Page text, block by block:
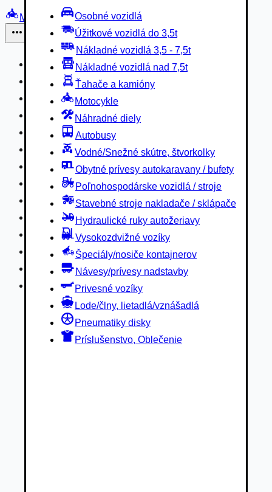
Osobné vozidlá
Úžitkové vozidlá do 3,5t
Nákladné vozidlá 3,5 - 7,5t
Nákladné vozidlá nad 7,5t
Ťahače a kamióny
Motocykle
Náhradné diely
Autobusy
Vodné/Snežné skútre, štvorkolky
Obytné prívesy autokaravany / bufety
Poľnohospodárske vozidlá / stroje
Stavebné stroje nakladače / sklápače
Hydraulické ruky autožeriavy
Vysokozdvižné vozíky
Špeciály/nosiče kontajnerov
Návesy/prívesy nadstavby
Privesné vozíky
Lode/člny, lietadlá/vznášadlá
Pneumatiky disky
Príslušenstvo, Oblečenie
Motocykle
Náhradné diely
Autobusy
Vodné/Snežné skútre, štvorkolky
Obytné prívesy autokaravany / bufety
Poľnohospodárske vozidlá / stroje
Stavebné stroje nakladače / sklápače
Hydraulické ruky autožeriavy
Vysokozdvižné vozíky
Špeciály/nosiče kontajnerov
Návesy/prívesy nadstavby
Privesné vozíky
Lode/člny, lietadlá/vznášadlá
Pneumatiky disky
Príslušenstvo, Oblečenie